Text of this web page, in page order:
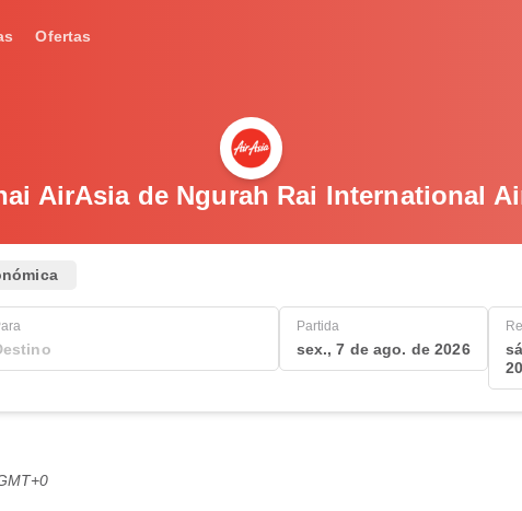
Ofertas
AirAsia de Ngurah Rai International
Partida
sex., 7 de ago. de 2026